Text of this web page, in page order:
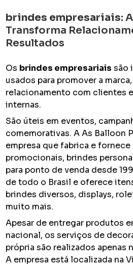
brindes empresariais:
Transforma
Resultados
Os brindes empresariais são
usados para promover a
relacionamento com clientes
internas.
São úteis em eventos,
comemorativas. A As Balloon
empresa que fabrica e fornece
promocionais, brindes
para ponto de venda desde
de todo o Brasil e oferece
brindes diversos, displays,
muito mais.
Apesar de entregar produtos
nacional, os serviços de
própria são realizados apenas
A empresa está localizada na